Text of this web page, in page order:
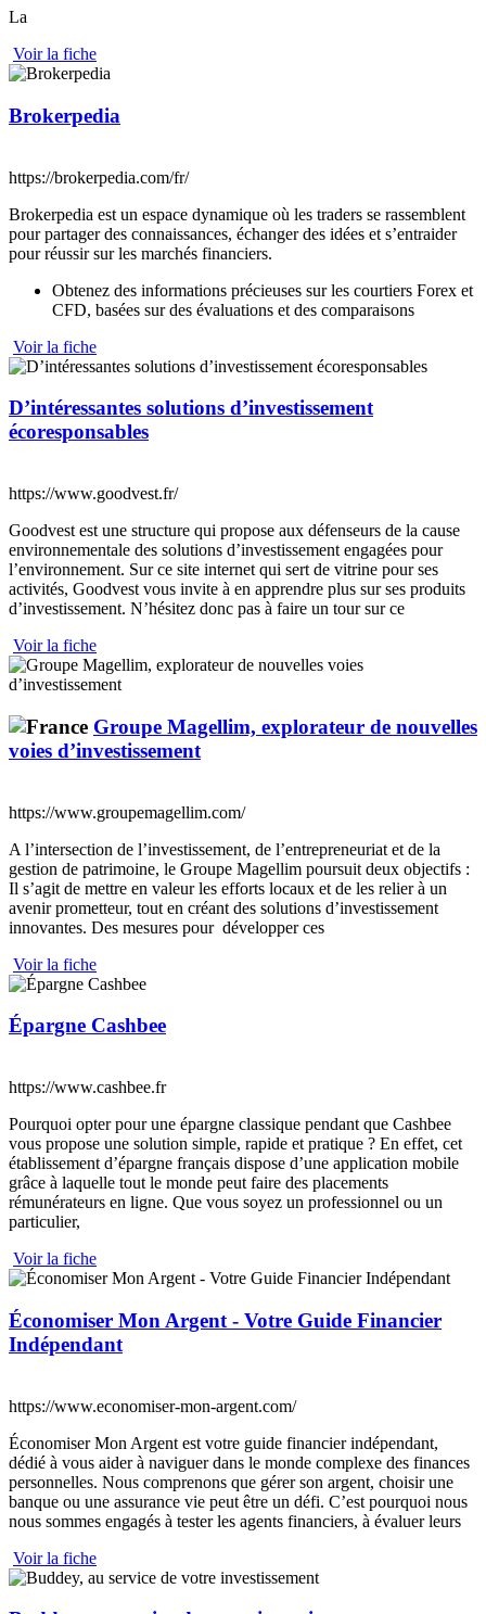
La
Voir la fiche
Brokerpedia
https://brokerpedia.com/fr/
Brokerpedia est un espace dynamique où les traders se rassemblent
pour partager des connaissances, échanger des idées et s’entraider
pour réussir sur les marchés financiers.
Obtenez des informations précieuses sur les courtiers Forex et
CFD, basées sur des évaluations et des comparaisons
Voir la fiche
D’intéressantes solutions d’investissement
écoresponsables
https://www.goodvest.fr/
Goodvest est une structure qui propose aux défenseurs de la cause
environnementale des solutions d’investissement engagées pour
l’environnement. Sur ce site internet qui sert de vitrine pour ses
activités, Goodvest vous invite à en apprendre plus sur ses produits
d’investissement. N’hésitez donc pas à faire un tour sur ce
Voir la fiche
Groupe Magellim, explorateur de nouvelles
voies d’investissement
https://www.groupemagellim.com/
A l’intersection de l’investissement, de l’entrepreneuriat et de la
gestion de patrimoine, le Groupe Magellim poursuit deux objectifs :
Il s’agit de mettre en valeur les efforts locaux et de les relier à un
avenir prometteur, tout en créant des solutions d’investissement
innovantes. Des mesures pour développer ces
Voir la fiche
Épargne Cashbee
https://www.cashbee.fr
Pourquoi opter pour une épargne classique pendant que Cashbee
vous propose une solution simple, rapide et pratique ? En effet, cet
établissement d’épargne français dispose d’une application mobile
grâce à laquelle tout le monde peut faire des placements
rémunérateurs en ligne. Que vous soyez un professionnel ou un
particulier,
Voir la fiche
Économiser Mon Argent - Votre Guide Financier
Indépendant
https://www.economiser-mon-argent.com/
Économiser Mon Argent est votre guide financier indépendant,
dédié à vous aider à naviguer dans le monde complexe des finances
personnelles. Nous comprenons que gérer son argent, choisir une
banque ou une assurance vie peut être un défi. C’est pourquoi nous
nous sommes engagés à tester les agents financiers, à évaluer leurs
Voir la fiche